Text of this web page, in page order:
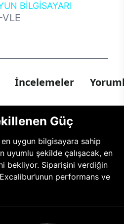
BİLGİSAYARI
İncelemeler
Güç
uygun bilgisayara sahip
uyumlu şekilde çalışacak, en
bekliyor. Siparişini verdiğin
performans ve